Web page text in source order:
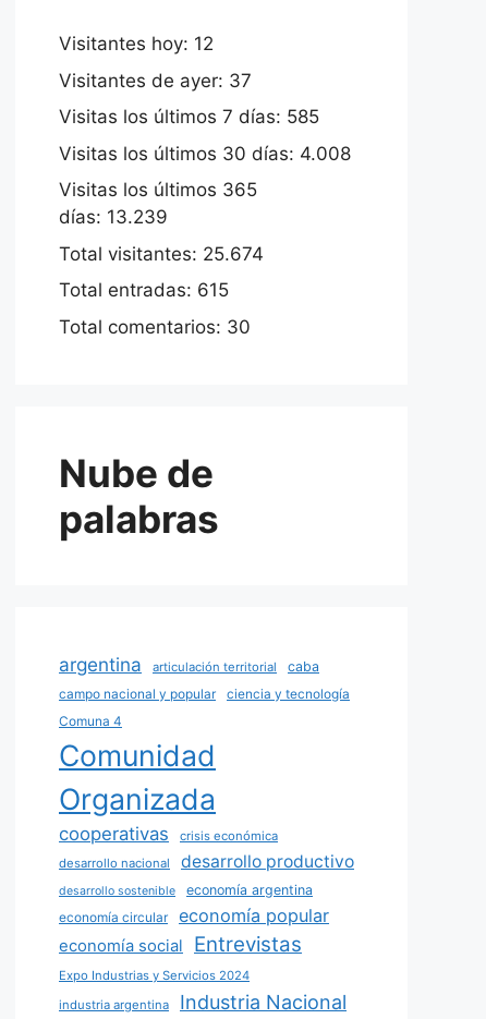
Visitantes hoy: 12
Visitantes de ayer: 37
Visitas los últimos 7 días: 585
Visitas los últimos 30 días: 4.008
Visitas los últimos 365
días: 13.239
Total visitantes: 25.674
Total entradas: 615
Total comentarios: 30
Nube de
palabras
argentina articulación territorial
caba
campo nacional y popular
ciencia y tecnología
Comuna 4
Comunidad
Organizada
cooperativas
crisis económica
desarrollo nacional
desarrollo productivo
desarrollo sostenible
economía argentina
economía circular
economía popular
economía social Entrevistas
Expo Industrias y Servicios 2024
industria argentina
Industria Nacional